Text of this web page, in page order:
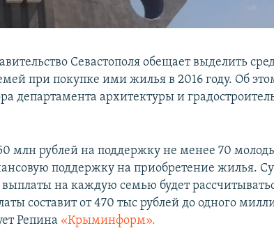
Севастополя обещает выделить
при покупке ими жилья в 2016 году. Об
департамента архитектуры и
млн рублей на поддержку не менее 70
поддержку на приобретение жилья.
на каждую семью будет
составит от 470 тыс рублей до одного
Репина «Крыминформ».